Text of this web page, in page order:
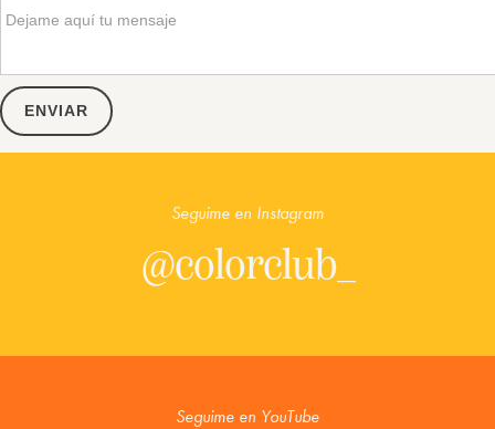
Seguime en Instagram
@colorclub_
Seguime en YouTube